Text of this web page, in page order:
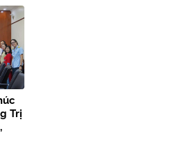
Trị